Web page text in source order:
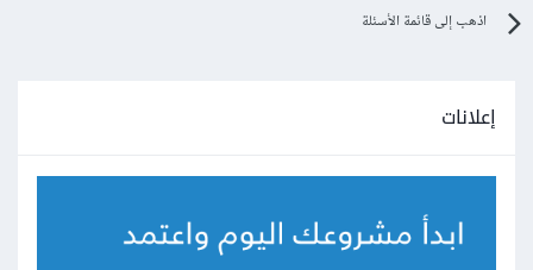
اذهب إلى قائمة الأسئلة
إعلانات